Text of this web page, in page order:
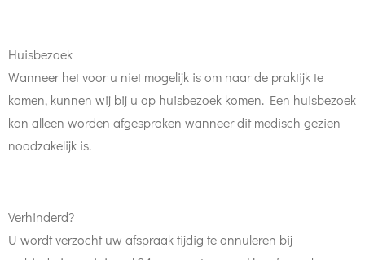
​Huisbezoek
Wanneer het voor u niet mogelijk is om naar de praktijk te
komen, kunnen wij bij u op huisbezoek komen. Een huisbezoek
kan alleen worden afgesproken wanneer dit medisch gezien
noodzakelijk is.
​Verhinderd?
U wordt verzocht uw afspraak tijdig te annuleren bij